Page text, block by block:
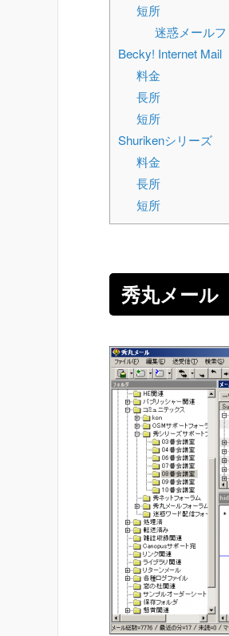
短所
迷惑メール
Becky! Internet Mail
料金
長所
短所
Shurikenシリーズ
料金
長所
短所
秀丸メール